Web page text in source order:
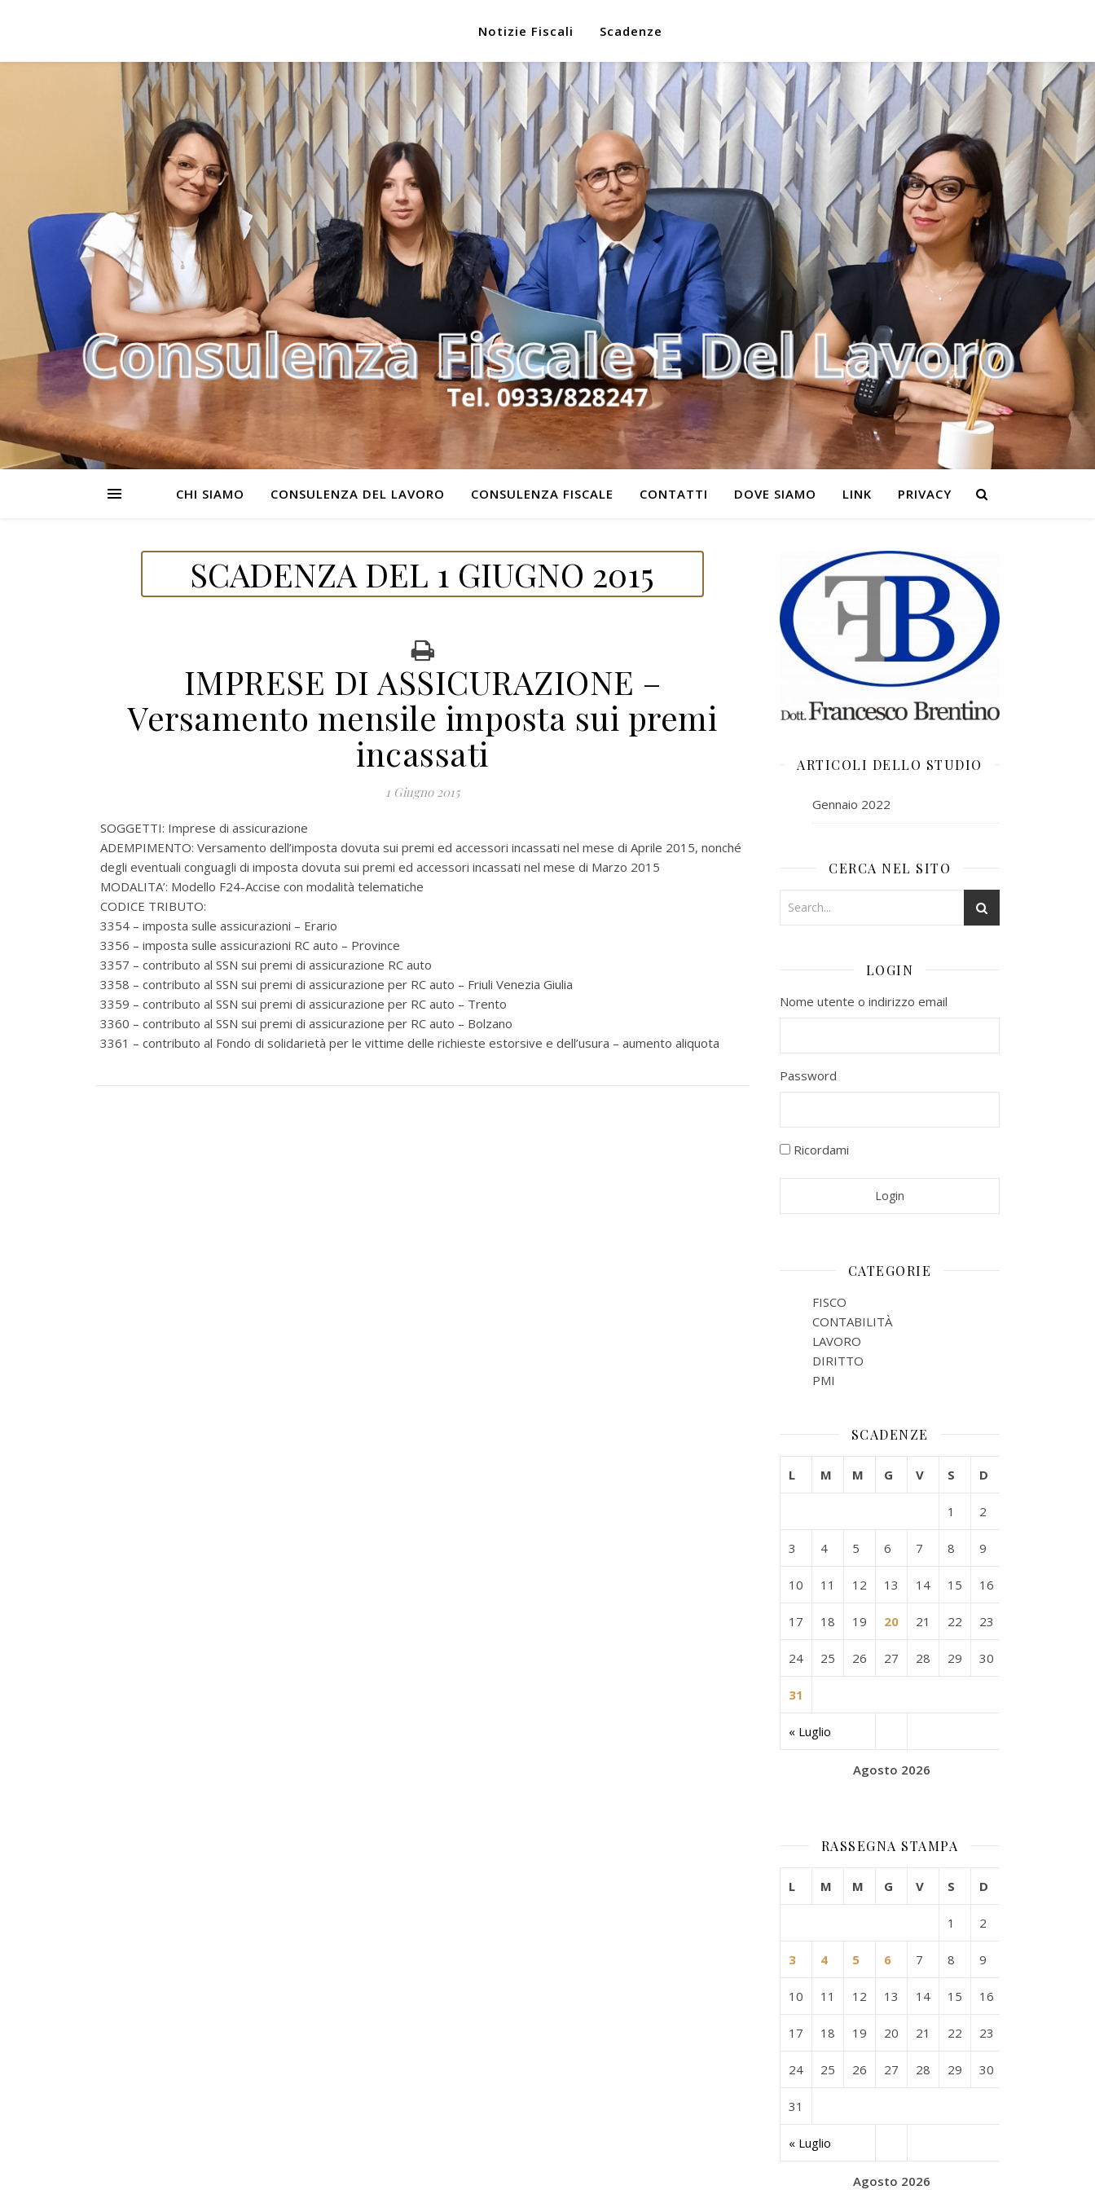
Notizie Fiscali Scadenze
CHI SIAMO CONSULENZA DEL LAVORO CONSULENZA FISCALE CONTATTI DOVE SIAMO LINK PRIVACY
SCADENZA DEL 1 GIUGNO 2015
IMPRESE DI ASSICURAZIONE –
Versamento mensile imposta sui premi
incassati
1 Giugno 2015
SOGGETTI: Imprese di assicurazione
ADEMPIMENTO: Versamento dell’imposta dovuta sui premi ed accessori incassati nel mese di Aprile 2015, nonché
degli eventuali conguagli di imposta dovuta sui premi ed accessori incassati nel mese di Marzo 2015
MODALITA’: Modello F24-Accise con modalità telematiche
CODICE TRIBUTO:
3354 – imposta sulle assicurazioni – Erario
3356 – imposta sulle assicurazioni RC auto – Province
3357 – contributo al SSN sui premi di assicurazione RC auto
3358 – contributo al SSN sui premi di assicurazione per RC auto – Friuli Venezia Giulia
3359 – contributo al SSN sui premi di assicurazione per RC auto – Trento
3360 – contributo al SSN sui premi di assicurazione per RC auto – Bolzano
3361 – contributo al Fondo di solidarietà per le vittime delle richieste estorsive e dell’usura – aumento aliquota
ARTICOLI DELLO STUDIO
Gennaio 2022
CERCA NEL SITO
LOGIN
Nome utente o indirizzo email
Password
Ricordami
CATEGORIE
FISCO
CONTABILITÀ
LAVORO
DIRITTO
PMI
SCADENZE
Agosto 2026
L M M G V S D
« Luglio
1 2
3 4 5 6 7 8 9
10 11 12 13 14 15 16
17 18 19 20 21 22 23
24 25 26 27 28 29 30
31
RASSEGNA STAMPA
Agosto 2026
L M M G V S D
« Luglio
1 2
3 4 5 6 7 8 9
10 11 12 13 14 15 16
17 18 19 20 21 22 23
24 25 26 27 28 29 30
31